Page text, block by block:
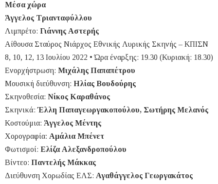
Μέσα χώρα
Άγγελος Τριανταφύλλου
Λιμπρέτο: Γιάννης Αστερής
Αίθουσα Σταύρος Νιάρχος Εθνικής Λυρικής Σκηνής – ΚΠΙΣΝ
8, 10, 12, 13 Ιουλίου 2022 • Ώρα έναρξης: 19.30 (Κυριακή: 18.30)
Ενορχήστρωση: Μιχάλης Παπαπέτρου
Μουσική διεύθυνση: Ηλίας Βουδούρης
Σκηνοθεσία: Νίκος Καραθάνος
Σκηνικά:Έλλη Παπαγεωργακοπούλου, Σωτήρης Μελανός
Κοστούμια: Άγγελος Μέντης
Χορογραφία: Αμάλια Μπένετ
Φωτισμοί: Ελίζα Αλεξανδροπούλου
Βίντεο: Παντελής Μάκκας
Διεύθυνση Χορωδίας ΕΛΣ: Αγαθάγγελος Γεωργακάτος